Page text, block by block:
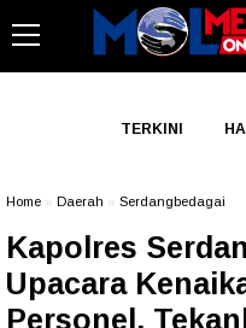
TERKINI
Home Daerah Serdangbedagai
Kapolres
Upacara
Personel,